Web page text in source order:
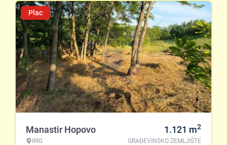
Plac
Manastir Hopovo
IRIG
1.121 m2
GRAĐEVINSKO ZEMLJIŠTE